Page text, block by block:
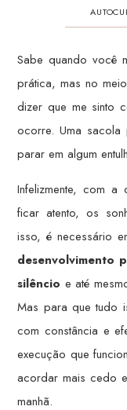
Sabe quando você
prática, mas no
dizer que me sinto
ocorre. Uma
parar em algum
Infelizmente, com
ficar atento, os
isso, é necessário
desenvolvimento
silêncio e até
Mas para que tudo
com constância e
execução que
acordar mais cedo
manhã.